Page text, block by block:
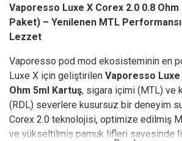
Vaporesso Luxe X Corex 2.0 0.8
Paket) – Yenilenen MTL
Lezzet
Vaporesso pod mod ekosisteminin en
Luxe X için geliştirilen Vaporesso Luxe
Ohm 5ml Kartuş, sigara içimi (MTL) ve
(RDL) severlere kusursuz bir deneyim
Corex 2.0 teknolojisi, optimize edilmiş
ve yükseltilmiş pamuk lifleri sayesinde